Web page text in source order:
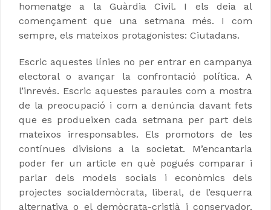
homenatge a la Guàrdia Civil. I els deia al
començament que una setmana més. I com
sempre, els mateixos protagonistes: Ciutadans.
Escric aquestes línies no per entrar en campanya
electoral o avançar la confrontació política. A
l’inrevés. Escric aquestes paraules com a mostra
de la preocupació i com a denúncia davant fets
que es produeixen cada setmana per part dels
mateixos irresponsables. Els promotors de les
contínues divisions a la societat. M’encantaria
poder fer un article en què pogués comparar i
parlar dels models socials i econòmics dels
projectes socialdemòcrata, liberal, de l’esquerra
alternativa o el demòcrata-cristià i conservador.